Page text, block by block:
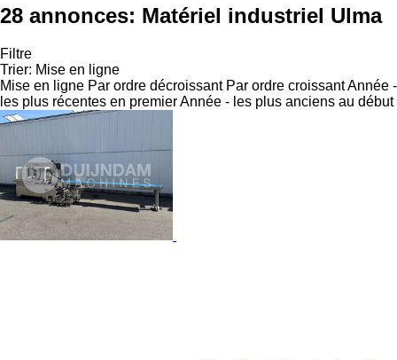
28 annonces: Matériel industriel Ulma
Filtre
Trier: Mise en ligne
Mise en ligne Par ordre décroissant Par ordre croissantAnnée -
les plus récentes en premierAnnée - les plus anciens au début